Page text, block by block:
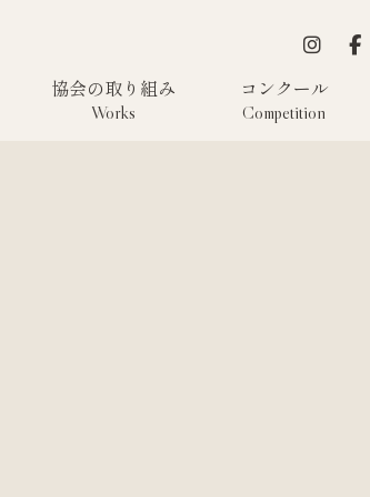
協会の取り組み
Works
コンクール
Competition